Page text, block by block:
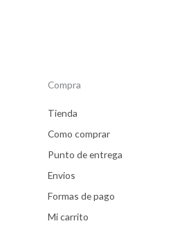
Compra
Tienda
Como comprar
Punto de entrega
Envios
Formas de pago
Mi carrito